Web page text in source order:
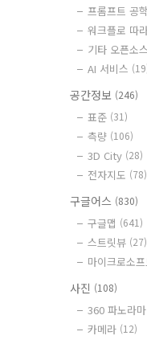
프롬프트 공학
워크플로 따
기타 오픈소
AI 서비스
공간정보 (246)
표준 (31)
측량 (106)
3D City (28)
전자지도 (78)
구글어스 (830)
구글맵 (641)
스트릿뷰 (27)
마이크로소
사진 (108)
360 파노라마
카메라 (12)